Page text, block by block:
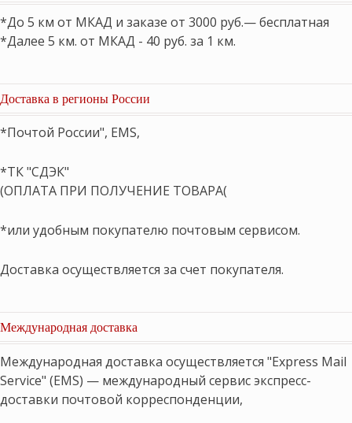
*До 5 км от МКАД и заказе от 3000 руб.— бесплатная
*Далее 5 км. от МКАД - 40 руб. за 1 км.
Доставка в регионы России
*Почтой России", EMS,
*ТК "СДЭК"
(ОПЛАТА ПРИ ПОЛУЧЕНИЕ ТОВАРА(
*или удобным покупателю почтовым сервисом.
Доставка осуществляется за счет покупателя.
Международная доставка
Международная доставка осуществляется "Express Mail
Service" (EMS) — международный сервис экспресс-
доставки почтовой корреспонденции,